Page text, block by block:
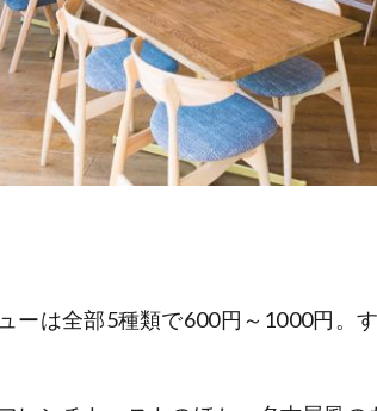
ーは全部5種類で600円～1000円。